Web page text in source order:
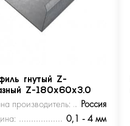
гнутый Z-
Z-180х60х3.0
производитель:
Россия
0,1 - 4 мм